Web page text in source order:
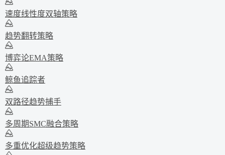
速度线性度双轴策略
趋势翻转策略
博弈论EMA策略
鲸鱼追踪者
双路径趋势捕手
多周期SMC融合策略
多重优化超级趋势策略